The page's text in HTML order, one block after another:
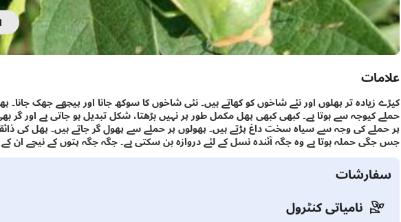
علامات
کیڑے زیادہ تر پھلوں اور نئے شاخوں کو کھاتے ہیں۔ نئی شاخوں کا سوکھ جانا اور پیچھے جھک
حملے کیوجہ سے ہوتا ہے۔ کبھی کبھی پھل مکمل طور پر نہیں بڑھتا، شکل تبدیل ہو جاتی ہے اور گر
پر حملے کی وجہ سے سیاہ سخت داغ پڑتے ہیں۔ پھولوں پر حملے سے پھول گر جاتے ہیں۔ پھل کی ذائقہ
جس جگی حملہ ہوتا ہے وہ جگہ آئندہ نسل کے لئے دروازہ بن سکتی ہے۔ جگہ جگہ پتوں کے نیچے ان کے
سفارشات
نامیاتی کنٹرول